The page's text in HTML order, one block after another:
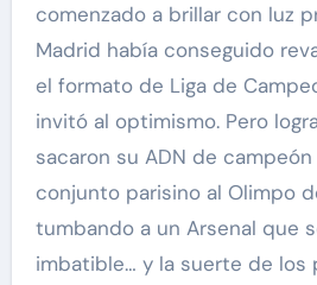
comenzado a brillar con luz
Madrid había conseguido
el formato de Liga de
invitó al optimismo. Pero
sacaron su ADN de
conjunto parisino al Olimpo
tumbando a un Arsenal que
imbatible… y la suerte de los